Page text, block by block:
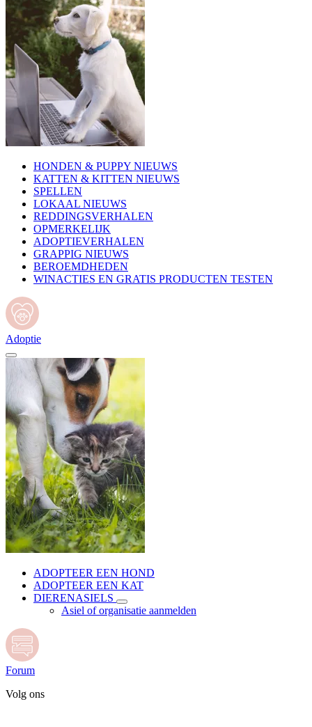
HONDEN & PUPPY NIEUWS
KATTEN & KITTEN NIEUWS
SPELLEN
LOKAAL NIEUWS
REDDINGSVERHALEN
OPMERKELIJK
ADOPTIEVERHALEN
GRAPPIG NIEUWS
BEROEMDHEDEN
WINACTIES EN GRATIS PRODUCTEN TESTEN
Adoptie
ADOPTEER EEN HOND
ADOPTEER EEN KAT
DIERENASIELS
Asiel of organisatie aanmelden
Forum
Volg ons